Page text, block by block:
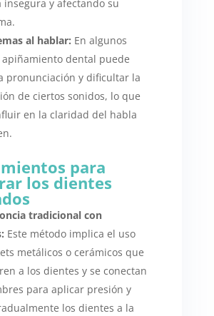
insegura y afectando su
al hablar: En algunos
apiñamiento dental puede
pronunciación y dificultar la
de ciertos sonidos, lo que
en la claridad del habla
para
los dientes
tradicional con
Este método implica el uso
metálicos o cerámicos que
a los dientes y se conectan
para aplicar presión y
los dientes a la